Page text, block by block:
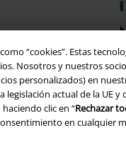
“cookies”. Estas
Nosotros y nuestros
personalizados) en
actual de la UE
clic en “Rechazar
en cualquier